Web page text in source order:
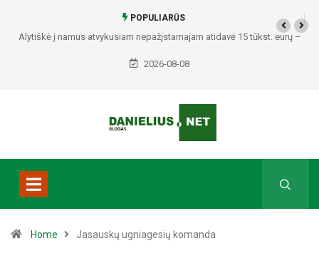
POPULIARŪS
Alytiškė į namus atvykusiam nepažįstamajam atidavė 15 tūkst. eurų –
policija pradėjo tyrimą
2026-08-08
Home Jasauskų ugniagesių komanda